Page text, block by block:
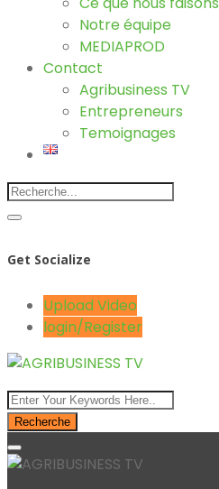
Notre équipe
MEDIAPROD
Contact
Agribusiness TV
Entrepreneurs
Temoignages
Get Socialize
Upload Video
login/Register
Recherche